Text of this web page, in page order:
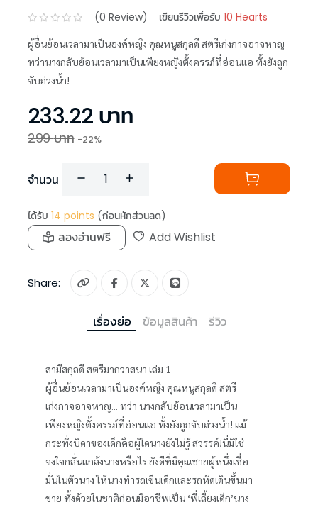
(0 Review) เขียนรีวิวเพื่อรับ 10 Hearts
ผู้อื่นย้อนเวลามาเป็นองค์หญิง คุณหนูสกุลดี สตรีเก่งกาจอาจหาญ
ทว่านางกลับย้อนเวลามาเป็นเพียงหญิงตั้งครรภ์ที่อ่อนแอ ทั้งยังถูก
จับถ่วงน้ำ!
233.22 บาท
299บาท -22%
จำนวน
ได้รับ 14 points (ก่อนหักส่วนลด)
ลองอ่านฟรี Add Wishlist
Share:
เรื่องย่อ ข้อมูลสินค้า รีวิว
สามีสกุลดี สตรีมากวาสนา เล่ม 1
ผู้อื่นย้อนเวลามาเป็นองค์หญิง คุณหนูสกุลดี สตรี
เก่งกาจอาจหาญ... ทว่า นางกลับย้อนเวลามาเป็น
เพียงหญิงตั้งครรภ์ที่อ่อนแอ ทั้งยังถูกจับถ่วงน้ำ! แม้
กระทั่งบิดาของเด็กคือผู้ใดนางยังไม่รู้ สวรรค์!นี่มิใช่
จงใจกลั่นแกล้งนางหรือไร ยังดีที่มีคุณชายผู้หนึ่งเชื่อ
มั่นในตัวนาง ให้นางทำรถเข็นเด็กและรถหัดเดินขึ้นมา
ขาย ทั้งด้วยในชาติก่อนมีอาชีพเป็น ‘พี่เลี้ยงเด็ก’นาง